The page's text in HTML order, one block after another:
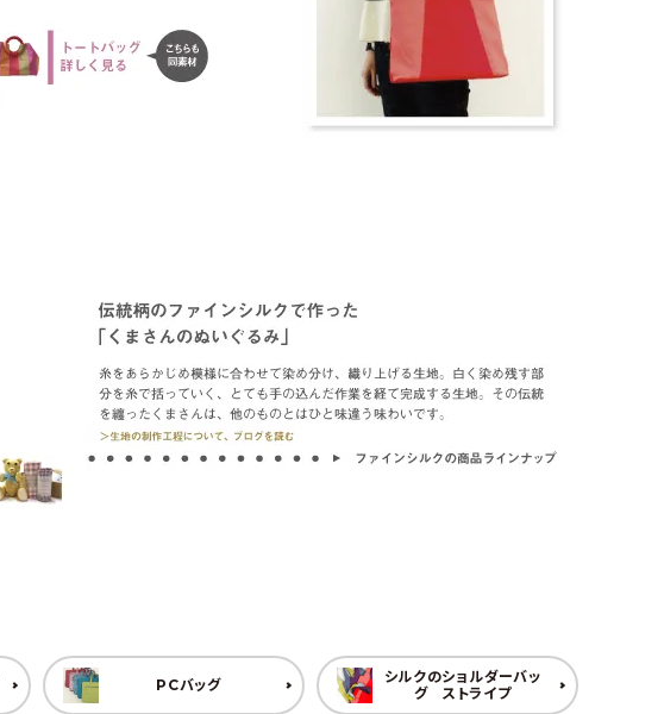
PCバッグ
シルクのショルダーバッ
グ ストライプ